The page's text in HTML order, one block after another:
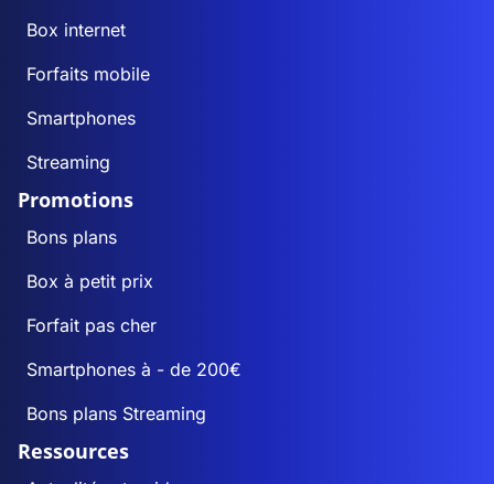
Box internet
Forfaits mobile
Smartphones
Streaming
Promotions
Bons plans
Box à petit prix
Forfait pas cher
Smartphones à - de 200€
Bons plans Streaming
Ressources